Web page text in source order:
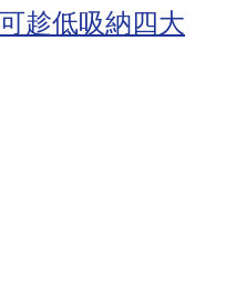
趁低吸納四大